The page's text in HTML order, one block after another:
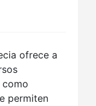
ofrece a
permiten